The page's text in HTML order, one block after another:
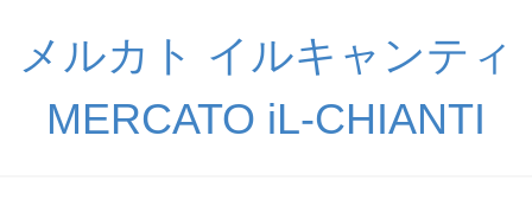
メルカト イルキャンティ
MERCATO iL-CHIANTI